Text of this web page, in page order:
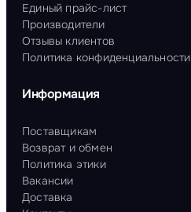
Единый прайс-лист
Производители
Отзывы клиентов
Политика конфиденциальности
Информация
Поставщикам
Возврат и обмен
Политика этики
Вакансии
Доставка